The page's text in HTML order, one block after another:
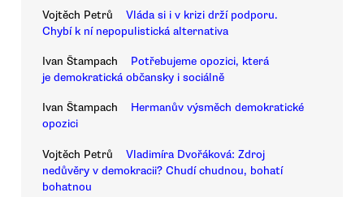
Vojtěch Petrů
Vláda si i v krizi drží podporu.
Chybí k ní nepopulistická alternativa
Ivan Štampach
Potřebujeme opozici, která
je demokratická občansky i sociálně
Ivan Štampach
Hermanův výsměch demokratické
opozici
Vojtěch Petrů
Vladimíra Dvořáková: Zdroj
nedůvěry v demokracii? Chudí chudnou, bohatí
bohatnou